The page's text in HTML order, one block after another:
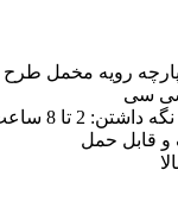
رویه مخمل طرح
2 تا 8 ساعت
و قابل حمل